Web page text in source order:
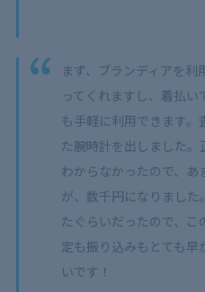
まず、ブランディアを
ってくれますし、着払
も手軽に利用できます
た腕時計を出しました
わからなかったので、あ
が、数千円になりまし
たぐらいだったので、
定も振り込みもとても早
いです！